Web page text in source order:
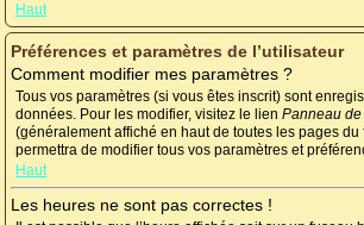
Haut
Préférences et paramètres de l’utilisateur
Comment modifier mes paramètres ?
Tous vos paramètres (si vous êtes inscrit) sont
données. Pour les modifier, visitez le lien Panneau de
(généralement affiché en haut de toutes les pages du
permettra de modifier tous vos paramètres et
Haut
Les heures ne sont pas correctes !